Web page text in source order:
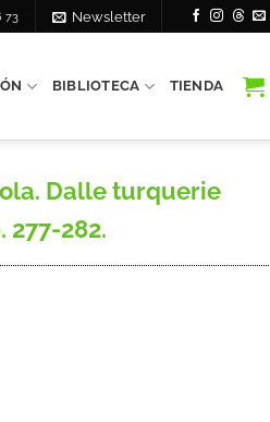
73 Newsletter
BIBLIOTECA TIENDA
Dalle turquerie
277-282.